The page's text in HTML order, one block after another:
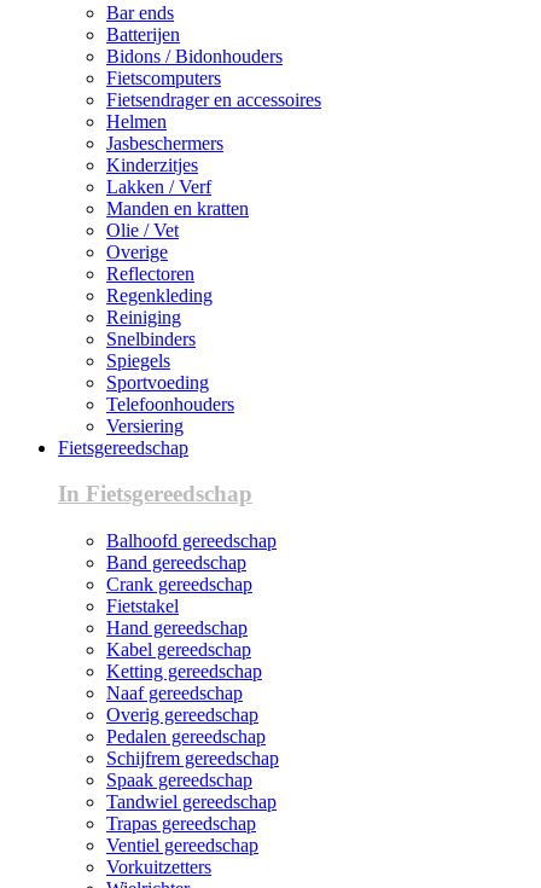
Bar ends
Batterijen
Bidons / Bidonhouders
Fietscomputers
Fietsendrager en accessoires
Helmen
Jasbeschermers
Kinderzitjes
Lakken / Verf
Manden en kratten
Olie / Vet
Overige
Reflectoren
Regenkleding
Reiniging
Snelbinders
Spiegels
Sportvoeding
Telefoonhouders
Versiering
Fietsgereedschap
In Fietsgereedschap
Balhoofd gereedschap
Band gereedschap
Crank gereedschap
Fietstakel
Hand gereedschap
Kabel gereedschap
Ketting gereedschap
Naaf gereedschap
Overig gereedschap
Pedalen gereedschap
Schijfrem gereedschap
Spaak gereedschap
Tandwiel gereedschap
Trapas gereedschap
Ventiel gereedschap
Vorkuitzetters